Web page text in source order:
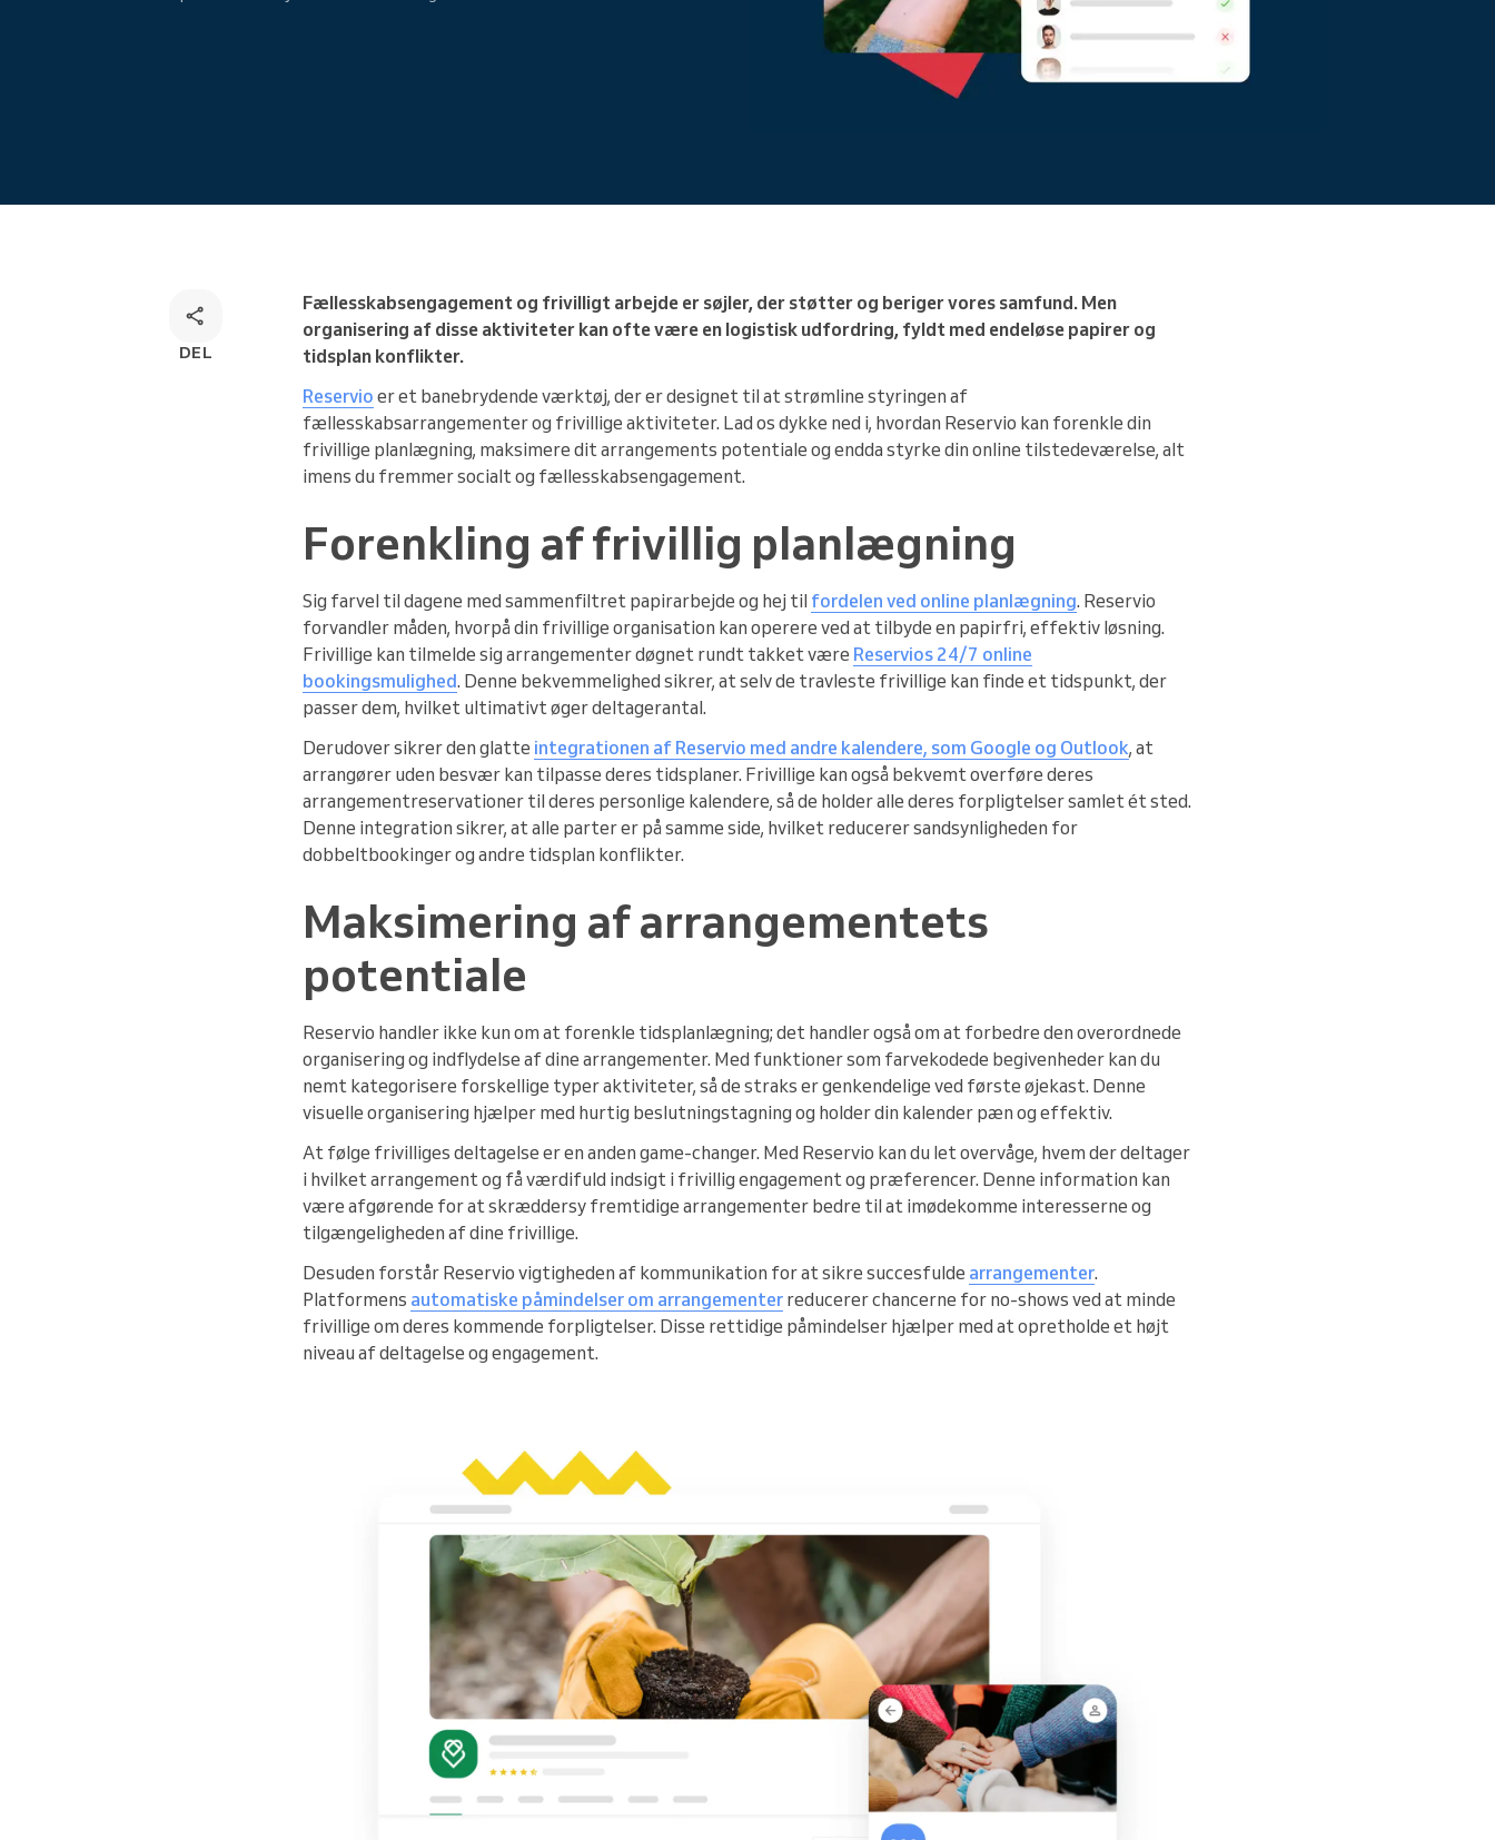
DEL
Fællesskabsengagement og frivilligt arbejde er søjler, der støtter og beriger vores samfund. Men
organisering af disse aktiviteter kan ofte være en logistisk udfordring, fyldt med endeløse papirer og
tidsplan konflikter.
Reservio er et banebrydende værktøj, der er designet til at strømline styringen af
fællesskabsarrangementer og frivillige aktiviteter. Lad os dykke ned i, hvordan Reservio kan forenkle din
frivillige planlægning, maksimere dit arrangements potentiale og endda styrke din online tilstedeværelse, alt
imens du fremmer socialt og fællesskabsengagement.
Forenkling af frivillig planlægning
Sig farvel til dagene med sammenfiltret papirarbejde og hej til fordelen ved online planlægning. Reservio
forvandler måden, hvorpå din frivillige organisation kan operere ved at tilbyde en papirfri, effektiv løsning.
Frivillige kan tilmelde sig arrangementer døgnet rundt takket være Reservios 24/7 online
bookingsmulighed. Denne bekvemmelighed sikrer, at selv de travleste frivillige kan finde et tidspunkt, der
passer dem, hvilket ultimativt øger deltagerantal.
Derudover sikrer den glatte integrationen af Reservio med andre kalendere, som Google og Outlook, at
arrangører uden besvær kan tilpasse deres tidsplaner. Frivillige kan også bekvemt overføre deres
arrangementreservationer til deres personlige kalendere, så de holder alle deres forpligtelser samlet ét sted.
Denne integration sikrer, at alle parter er på samme side, hvilket reducerer sandsynligheden for
dobbeltbookinger og andre tidsplan konflikter.
Maksimering af arrangementets
potentiale
Reservio handler ikke kun om at forenkle tidsplanlægning; det handler også om at forbedre den overordnede
organisering og indflydelse af dine arrangementer. Med funktioner som farvekodede begivenheder kan du
nemt kategorisere forskellige typer aktiviteter, så de straks er genkendelige ved første øjekast. Denne
visuelle organisering hjælper med hurtig beslutningstagning og holder din kalender pæn og effektiv.
At følge frivilliges deltagelse er en anden game-changer. Med Reservio kan du let overvåge, hvem der deltager
i hvilket arrangement og få værdifuld indsigt i frivillig engagement og præferencer. Denne information kan
være afgørende for at skræddersy fremtidige arrangementer bedre til at imødekomme interesserne og
tilgængeligheden af dine frivillige.
Desuden forstår Reservio vigtigheden af kommunikation for at sikre succesfulde arrangementer.
Platformens automatiske påmindelser om arrangementer reducerer chancerne for no-shows ved at minde
frivillige om deres kommende forpligtelser. Disse rettidige påmindelser hjælper med at opretholde et højt
niveau af deltagelse og engagement.